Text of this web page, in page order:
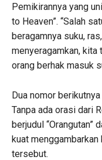
Pemikirannya yang
to Heaven”. “Salah
beragamnya suku,
menyeragamkan, kita
orang berhak masuk
Dua nomor
Tanpa ada orasi dari
berjudul “Orangutan”
kuat
tersebut.